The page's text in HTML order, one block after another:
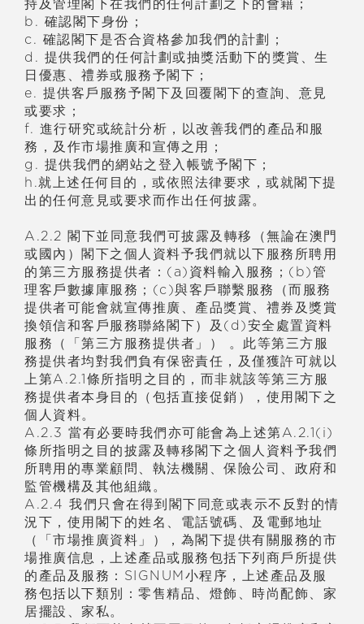
持及管理閣下在我們的任何計劃之下的會籍；
b. 確認閣下身份；
c. 確認閣下是否合資格參加我們的計劃；
d. 提供我們的任何計劃或抽獎活動下的獎賞、生
日優惠、禮券或服務予閣下；
e. 提供客戶服務予閣下及回覆閣下的查詢、意見
或要求；
f. 進行研究或統計分析，以改善我們的產品和服
務，及作市場推廣和宣傳之用；
g. 提供我們的網站之登入帳號予閣下；
h.就上述任何目的，或依照法律要求，或就閣下提
出的任何意見或要求而作出任何披露。
A.2.2 閣下並同意我們可披露及轉移（無論在澳門
或國內）閣下之個人資料予我們就以下服務所聘用
的第三方服務提供者：(a)資料輸入服務；(b)管
理客戶數據庫服務；(c)與客戶聯繫服務（而服務
提供者可能會就宣傳推廣、產品獎賞、禮券及獎賞
換領信和客戶服務聯絡閣下）及(d)安全處置資料
服務（「第三方服務提供者」） 。此等第三方服
務提供者均對我們負有保密責任，及僅獲許可就以
上第A.2.1條所指明之目的，而非就該等第三方服
務提供者本身目的（包括直接促銷），使用閣下之
個人資料。
A.2.3 當有必要時我們亦可能會為上述第A.2.1(i)
條所指明之目的披露及轉移閣下之個人資料予我們
所聘用的專業顧問、執法機關、保險公司、政府和
監管機構及其他組織。
A.2.4 我們只會在得到閣下同意或表示不反對的情
況下，使用閣下的姓名、電話號碼、及電郵地址
（「市場推廣資料」），為閣下提供有關服務的市
場推廣信息，上述產品或服務包括下列商戶所提供
的產品及服務：SIGNUM小程序，上述產品及服
務包括以下類別：零售精品、燈飾、時尚配飾、家
居擺設、家私。